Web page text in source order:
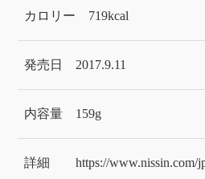
カロリー 719kcal
発売日 2017.9.11
内容量 159g
詳細 https://www.nissin.com/